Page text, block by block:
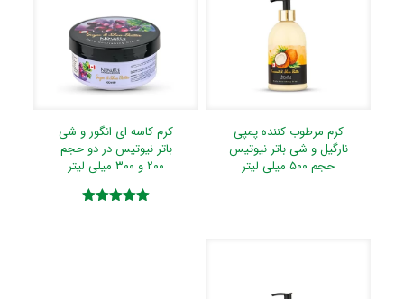
کرم مرطوب کننده پمپی
نارگیل و شی باتر نیوتیس
حجم ۵۰۰ میلی لیتر
کرم کاسه ای انگور و شی
باتر نیوتیس در دو حجم
۲۰۰ و ۳۰۰ میلی لیتر